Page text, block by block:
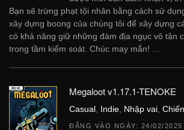
Bạn sẽ trừng phạt tội nhân bằng cách sử
xây dựng boong của chúng tôi để xây dựng
có khả năng giữ những đám địa ngục vô tận
trong tầm kiểm soát. Chúc may mắn! ...
Megaloot v1.17.1-TENOKE
Casual Indie Nhập vai
ĐĂNG VÀO NGÀY: 24/02/2025